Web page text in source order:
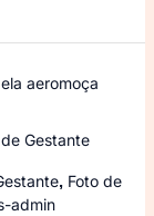
Gestante
, Foto de
admin